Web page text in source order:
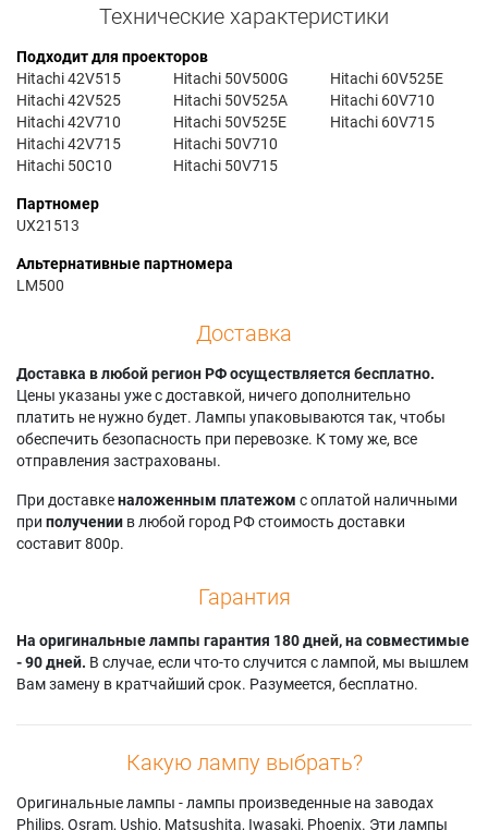
Технические характеристики
Подходит для проекторов
Hitachi 42V515
Hitachi 42V525
Hitachi 42V710
Hitachi 42V715
Hitachi 50C10
Hitachi 50V500G
Hitachi 50V525A
Hitachi 50V525E
Hitachi 50V710
Hitachi 50V715
Hitachi 60V525E
Hitachi 60V710
Hitachi 60V715
Партномер
UX21513
Альтернативные партномера
LM500
Доставка
Доставка в любой регион РФ осуществляется бесплатно.
Цены указаны уже с доставкой, ничего дополнительно
платить не нужно будет. Лампы упаковываются так, чтобы
обеспечить безопасность при перевозке. К тому же, все
отправления застрахованы.
При доставкеналоженным платежом с оплатой наличными
при получении в любой город РФ стоимость доставки
составит 800р.
Гарантия
На оригинальные лампы гарантия 180 дней, на совместимые
- 90 дней. В случае, если что-то случится с лампой, мы вышлем
Вам замену в кратчайший срок. Разумеется, бесплатно.
Какую лампу выбрать?
Оригинальные лампы - лампы произведенные на заводах
Philips, Osram, Ushio, Matsushita, Iwasaki, Phoenix. Эти лампы